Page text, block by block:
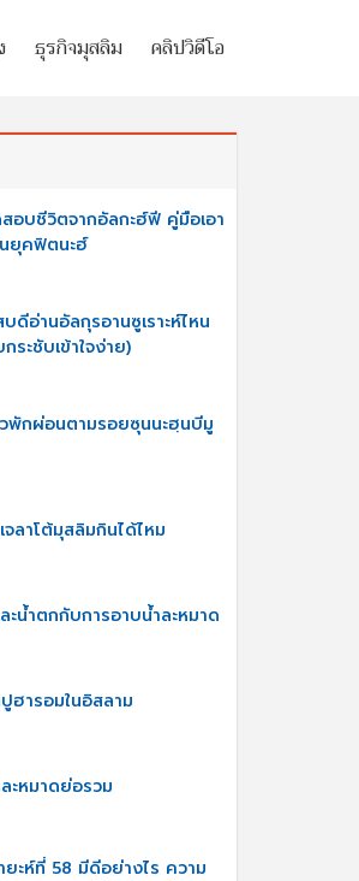
ธุรกิจมุสลิม คลิปวิดีโอ
อบชีวิตจากอัลกะฮ์ฟี คู่มือเอา
ยุคฟิตนะฮ์
ดีอ่านอัลกุรอานซูเราะห์ไหน
ระชับเข้าใจง่าย)
พักผ่อนตามรอยซุนนะฮฺนบีมู
จลาโต้มุสลิมกินได้ไหม
ละน้ำตกกับการอาบน้ำละหมาด
ฮารอมในอิสลาม
ะหมาดย่อรวม
ยะห์ที่ 58 มีดีอย่างไร ความ